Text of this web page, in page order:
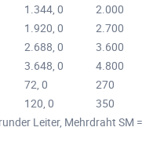
1.344, 0
2.000
1.920, 0
2.700
2.688, 0
3.600
3.648, 0
4.800
72, 0
270
120, 0
350
Leiter, Mehrdraht SM =